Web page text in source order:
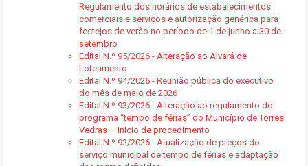
Regulamento dos horários de estabalecimentos
comerciais e serviços e autorização genérica para
festejos de verão no período de 1 de junho a 30 de
setembro
Edital N.º 95/2026 - Alteração ao Alvará de
Loteamento
Edital N.º 94/2026 - Reunião pública do executivo
do mês de maio de 2026
Edital N.º 93/2026 - Alteração ao regulamento do
programa “tempo de férias” do Município de Torres
Vedras – início de procedimento
Edital N.º 92/2026 - Atualização de preços do
serviço municipal de tempo de férias e adaptação